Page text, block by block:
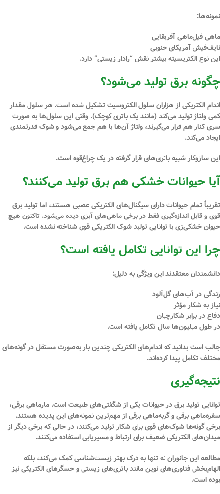
نمونه‌ها:
ماهی فیل‌ماهی آفریقایی
نایف‌فیش آمریکای جنوبی
این نوع الکتریسیته بیشتر نقش “رادار زیستی” دارد.
چگونه برق تولید می‌شود؟
اندام الکتریکی از هزاران سلول الکتروسیت تشکیل شده است. هر سلول مقدار
کمی ولتاژ تولید می‌کند (مانند یک باتری کوچک). وقتی این سلول‌ها به صورت
سری کنار هم قرار می‌گیرند، ولتاژ آن‌ها با هم جمع می‌شود و شوک قدرتمندی
ایجاد می‌کند.
این سازوکار شبیه باتری‌های قرار گرفته در یک چراغ‌قوه است.
آیا حیوانات خشکی هم برق تولید می‌کنند؟
تقریباً تمام حیوانات دارای سیگنال‌های الکتریکی عصبی هستند، اما تولید برق
قوی و قابل اندازه‌گیری فقط در برخی ماهی‌های آبزی دیده می‌شود. تاکنون هیچ
حیوان خشکی‌زی با توانایی تولید شوک الکتریکی قوی شناخته نشده است.
چرا این توانایی تکامل یافته است؟
دانشمندان معتقدند این ویژگی به دلیل:
زندگی در آب‌های گل‌آلود
نیاز به شکار مؤثر
دفاع در برابر شکارچیان
در طول میلیون‌ها سال تکامل یافته است.
جالب است بدانید که اندام‌های الکتریکی چندین بار به‌صورت مستقل در گونه‌های
مختلف تکامل پیدا کرده‌اند.
نتیجه‌گیری
توانایی تولید برق در حیوانات یکی از شگفتی‌های طبیعت است. مارماهی برقی،
سفره‌ماهی برقی و گربه‌ماهی برقی از مهم‌ترین نمونه‌های این پدیده هستند.
برخی گونه‌ها شوک‌های قوی برای شکار تولید می‌کنند، در حالی که برخی دیگر از
میدان‌های الکتریکی ضعیف برای ارتباط و مسیریابی استفاده می‌کنند.
مطالعه این جانوران نه تنها به درک بهتر زیست‌شناسی کمک می‌کند، بلکه
الهام‌بخش فناوری‌های نوین مانند باتری‌های زیستی و حسگرهای الکتریکی نیز
بوده است.